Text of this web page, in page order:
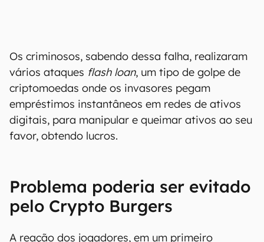
Os criminosos, sabendo dessa falha, realizaram
vários ataques flash loan, um tipo de golpe de
criptomoedas onde os invasores pegam
empréstimos instantâneos em redes de ativos
digitais, para manipular e queimar ativos ao seu
favor, obtendo lucros.
Problema poderia ser evitado
pelo Crypto Burgers
A reação dos jogadores, em um primeiro